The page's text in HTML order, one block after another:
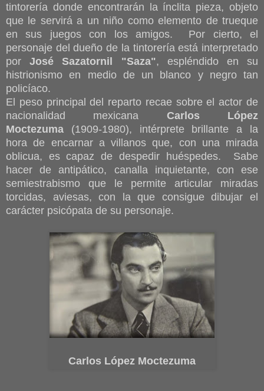
tintorería donde encontrarán la ínclita pieza, objeto
que le servirá a un niño como elemento de trueque
en sus juegos con los amigos. Por cierto, el
personaje del dueño de la tintorería está interpretado
porJosé Sazatornil "Saza", espléndido en su
histrionismo en medio de un blanco y negro tan
policíaco.
El peso principal del reparto recae sobre el actor de
nacionalidad mexicana Carlos López
Moctezuma (1909-1980), intérprete brillante a la
hora de encarnar a villanos que, con una mirada
oblicua, es capaz de despedir huéspedes. Sabe
hacer de antipático, canalla inquietante, con ese
semiestrabismo que le permite articular miradas
torcidas, aviesas, con la que consigue dibujar el
carácter psicópata de su personaje.
Carlos López Moctezuma